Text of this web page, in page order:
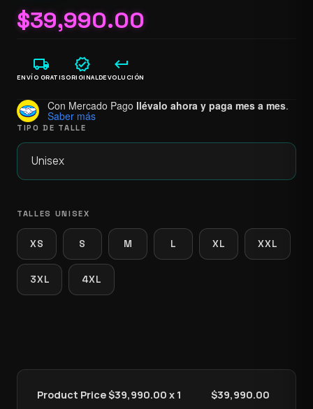
$39,990.00
local_shipping
ENVÍO GRATIS
verified
ORIGINAL
keyboard_return
DEVOLUCIÓN
Con Mercado Pago llévalo ahora y paga mes a mes.
Saber más
TIPO DE TALLE
TALLES UNISEX
XS S M L XL XXL
3XL 4XL
Product Price $39,990.00 x 1 $39,990.00